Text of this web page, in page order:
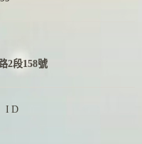
2段158號
ID